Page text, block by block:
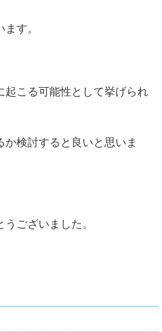
す。
起こる可能性として挙げられ
検討すると良いと思いま
ございました。